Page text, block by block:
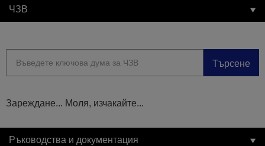
ЧЗВ
Търсене
Зареждане... Моля, изчакайте...
Ръководства и документация